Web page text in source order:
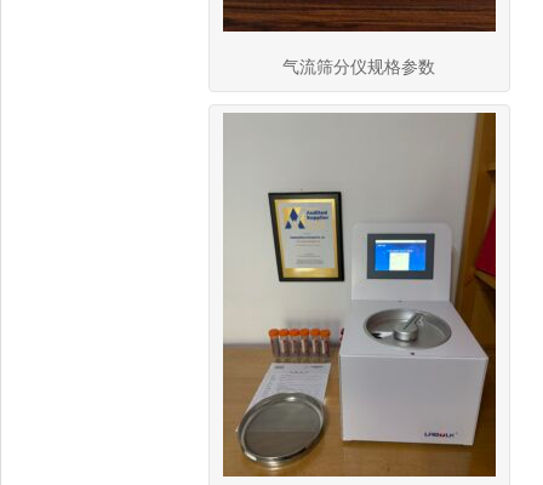
气流筛分仪规格参数